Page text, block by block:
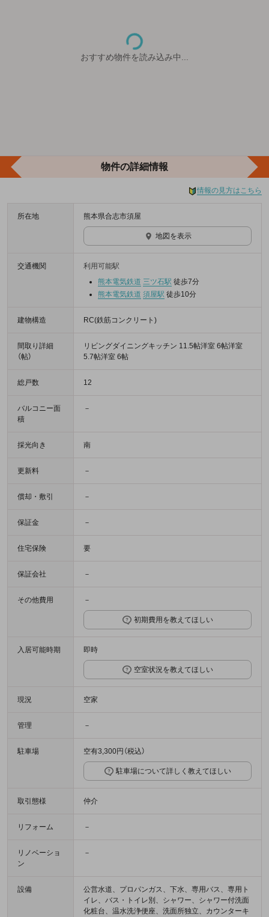
おすすめ物件を読み込み中...
物件の詳細情報
情報の見方はこちら
所在地 熊本県合志市須屋
地図を表示
交通機関
利用可能駅
熊本電気鉄道 三ツ石駅 徒歩7分
熊本電気鉄道 須屋駅 徒歩10分
建物構造 RC(鉄筋コンクリート)
間取り詳細
（帖）
リビングダイニングキッチン 11.5帖洋室 6帖洋室
5.7帖洋室 6帖
総戸数 12
バルコニー面
積
－
採光向き 南
更新料 －
償却・敷引 －
保証金 －
住宅保険 要
保証会社 －
その他費用 －
初期費用を教えてほしい
入居可能時期 即時
空室状況を教えてほしい
現況 空家
管理 －
駐車場 空有3,300円（税込）
駐車場について詳しく教えてほしい
取引態様 仲介
リフォーム －
リノベーショ
ン
－
設備
公営水道、プロパンガス、下水、専用バス、専用ト
イレ、バス・トイレ別、シャワー、シャワー付洗面
化粧台、温水洗浄便座、洗面所独立、カウンターキ